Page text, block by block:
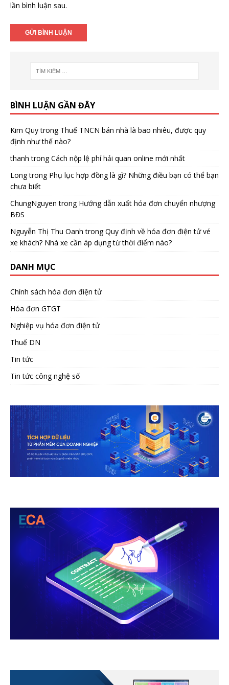
lần bình luận sau.
BÌNH LUẬN GẦN ĐÂY
Kim Quytrong Thuế TNCN bán nhà là bao nhiêu, được quy
định như thế nào?
thanh trongCách nộp lệ phí hải quan online mới nhất
Longtrong Phụ lục hợp đồng là gì? Những điều bạn có thể bạn
chưa biết
ChungNguyen trong Hướng dẫn xuất hóa đơn chuyển nhượng
BĐS
Nguyễn Thị Thu Oanh trongQuy định về hóa đơn điện tử vé
xe khách? Nhà xe cần áp dụng từ thời điểm nào?
DANH MỤC
Chính sách hóa đơn điện tử
Hóa đơn GTGT
Nghiệp vụ hóa đơn điện tử
Thuế DN
Tin tức
Tin tức công nghệ số